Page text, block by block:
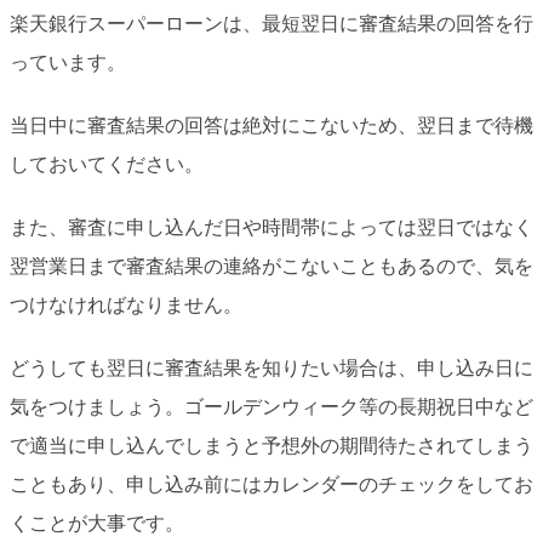
楽天銀行スーパーローンは、最短翌日に審査結果の回答を行
っています。
当日中に審査結果の回答は絶対にこないため、翌日まで待機
しておいてください。
また、審査に申し込んだ日や時間帯によっては翌日ではなく
翌営業日まで審査結果の連絡がこないこともあるので、気を
つけなければなりません。
どうしても翌日に審査結果を知りたい場合は、申し込み日に
気をつけましょう。ゴールデンウィーク等の長期祝日中など
で適当に申し込んでしまうと予想外の期間待たされてしまう
こともあり、申し込み前にはカレンダーのチェックをしてお
くことが大事です。